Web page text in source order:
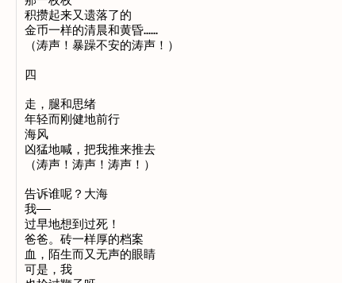
积攒起来又遗落了的
金币一样的清晨和黄昏……
（涛声！暴躁不安的涛声！）
四
走，腿和思绪
年轻而刚健地前行
海风
凶猛地喊，把我推来推去
（涛声！涛声！涛声！）
告诉谁呢？大海
我——
过早地想到过死！
爸爸。砖一样厚的档案
血，陌生而又无声的眼睛
可是，我